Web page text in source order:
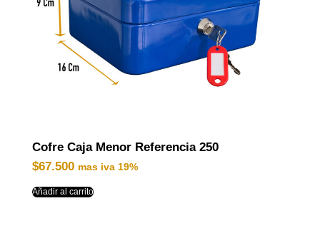
Cofre Caja Menor Referencia 250
$67.500 mas iva 19%
Añadir al carrito